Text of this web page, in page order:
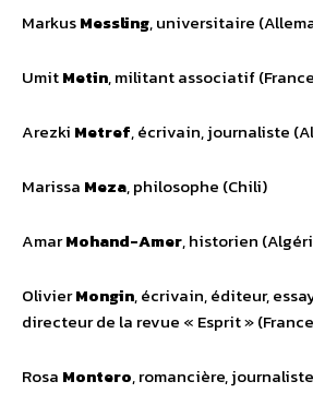
MarkusMessling, universitaire
UmitMetin, militant associatif
Arezki Metref, écrivain, journaliste
Marissa Meza, philosophe (Chili)
AmarMohand-Amer, historien
OlivierMongin, écrivain, éditeur,
directeur de la revue « Esprit »
Rosa Montero, romancière,